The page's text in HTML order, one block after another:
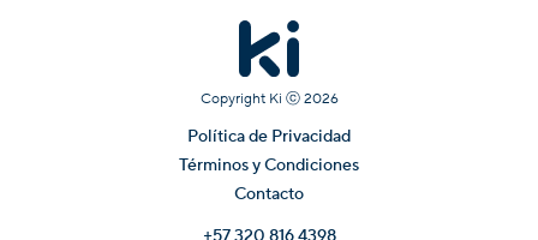
Copyright Ki ⓒ 2026
Política de Privacidad
Términos y Condiciones
Contacto